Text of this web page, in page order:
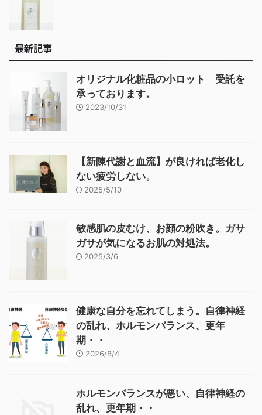
最新記事
オリジナル化粧品の小ロット 受託を
承っております。
2023/10/31
【新陳代謝と血流】が良ければ老化し
ない疲労しない。
2025/5/10
敏感肌の皮むけ、お顔の粉吹き。ガサ
ガサが気になるお肌の対処法。
2025/3/6
健康な自分を忘れてしまう。自律神経
の乱れ、ホルモンバランス、更年
期・・
2026/8/4
ホルモンバランスが悪い、自律神経の
乱れ、更年期・・